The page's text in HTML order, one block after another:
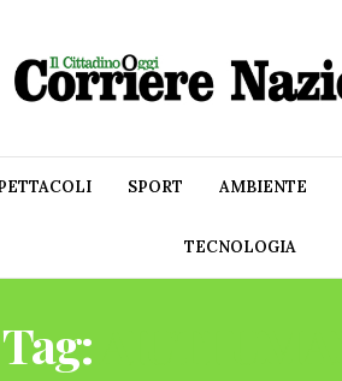
SPORT AMBIENTE
TECNOLOGIA
Tag: